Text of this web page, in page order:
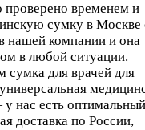
временем и
сумку в Москве
нашей компании и она
в любой ситуации.
сумка для врачей для
нас есть оптимальный
доставка по России,